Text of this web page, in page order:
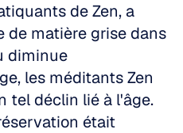
de Zen, a
de matière grise dans
diminue
les méditants Zen
tel déclin lié à l'âge.
était